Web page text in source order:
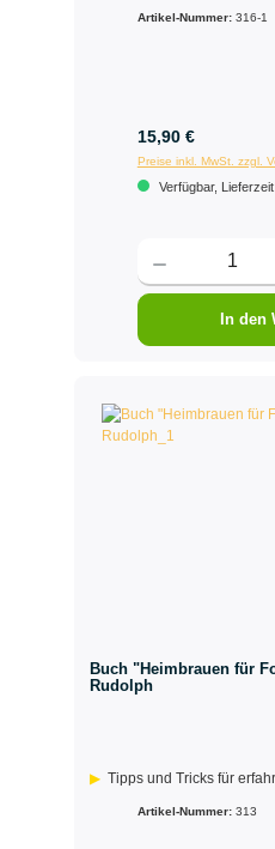
Artikel-Nummer: 316-1
15,90 €
Preise inkl. MwSt. zzgl.
Verfügbar,
In den
Buch "Heimbrauen für
Rudolph
Tipps und Tricks für
Artikel-Nummer: 313